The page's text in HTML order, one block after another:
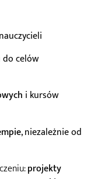
celów
i kursów
, niezależnie od
projekty